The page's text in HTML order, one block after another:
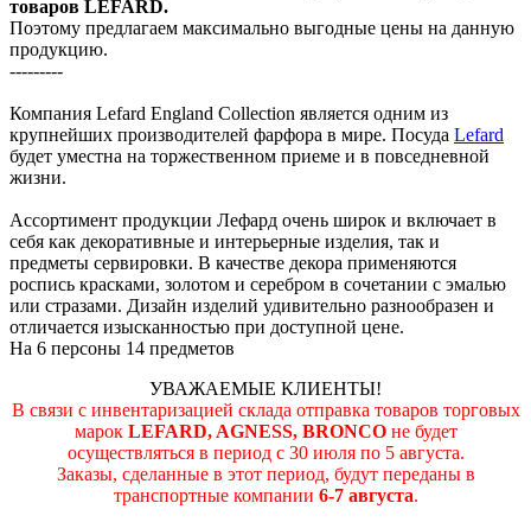
товаров LEFARD.
Поэтому предлагаем максимально выгодные цены на данную
продукцию.
---------
Компания Lefard England Collection является одним из
крупнейших производителей фарфора в мире. Посуда Lefard
будет уместна на торжественном приеме и в повседневной
жизни.
Ассортимент продукции Лефард очень широк и включает в
себя как декоративные и интерьерные изделия, так и
предметы сервировки. В качестве декора применяются
роспись красками, золотом и серебром в сочетании с эмалью
или стразами. Дизайн изделий удивительно разнообразен и
отличается изысканностью при доступной цене.
На 6 персоны 14 предметов
УВАЖАЕМЫЕ КЛИЕНТЫ!
В связи с инвентаризацией склада отправка товаров торговых
марок LEFARD, AGNESS, BRONCOне будет
осуществляться в период c 30 июля по 5 августа.
Заказы, сделанные в этот период, будут переданы в
транспортные компании 6-7 августа.